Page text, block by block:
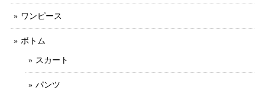
ワンピース
ボトム
スカート
パンツ